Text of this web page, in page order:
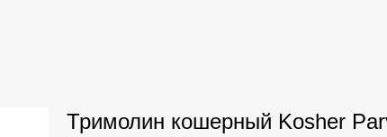
Тримолин кошерный Kosher